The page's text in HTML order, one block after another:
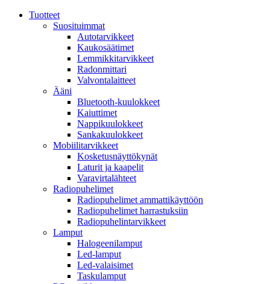
Tuotteet
Suosituimmat
Autotarvikkeet
Kaukosäätimet
Lemmikkitarvikkeet
Radonmittari
Valvontalaitteet
Ääni
Bluetooth-kuulokkeet
Kaiuttimet
Nappikuulokkeet
Sankakuulokkeet
Mobiilitarvikkeet
Kosketusnäyttökynät
Laturit ja kaapelit
Varavirtalähteet
Radiopuhelimet
Radiopuhelimet ammattikäyttöön
Radiopuhelimet harrastuksiin
Radiopuhelintarvikkeet
Lamput
Halogeenilamput
Led-lamput
Led-valaisimet
Taskulamput